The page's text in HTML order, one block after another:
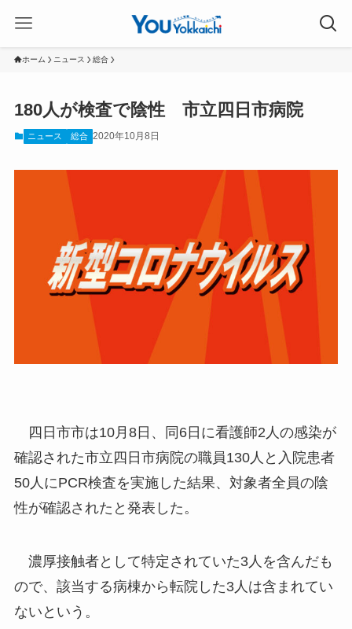
ホーム ニュース 総合
180人が検査で陰性 市立四日市病院
ニュース 総合 2020年10月8日
四日市市は10月8日、同6日に看護師2人の感染が
確認された市立四日市病院の職員130人と入院患者
50人にPCR検査を実施した結果、対象者全員の陰
性が確認されたと発表した。
濃厚接触者として特定されていた3人を含んだも
ので、該当する病棟から転院した3人は含まれてい
ないという。